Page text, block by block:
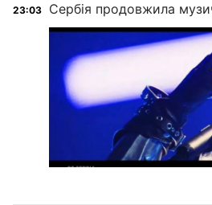
23:03 Сербія продовжила